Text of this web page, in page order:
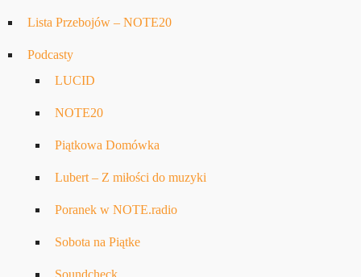
Lista Przebojów – NOTE20
Podcasty
LUCID
NOTE20
Piątkowa Domówka
Lubert – Z miłości do muzyki
Poranek w NOTE.radio
Sobota na Piątke
Soundcheck